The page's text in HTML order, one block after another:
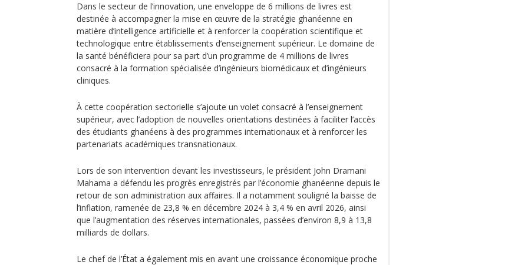
Dans le secteur de l’innovation, une enveloppe de 6 millions de livres est
destinée à accompagner la mise en œuvre de la stratégie ghanéenne en
matière d’intelligence artificielle et à renforcer la coopération scientifique et
technologique entre établissements d’enseignement supérieur. Le domaine de
la santé bénéficiera pour sa part d’un programme de 4 millions de livres
consacré à la formation spécialisée d’ingénieurs biomédicaux et d’ingénieurs
cliniques.
À cette coopération sectorielle s’ajoute un volet consacré à l’enseignement
supérieur, avec l’adoption de nouvelles orientations destinées à faciliter l’accès
des étudiants ghanéens à des programmes internationaux et à renforcer les
partenariats académiques transnationaux.
Lors de son intervention devant les investisseurs, le président John Dramani
Mahama a défendu les progrès enregistrés par l’économie ghanéenne depuis le
retour de son administration aux affaires. Il a notamment souligné la baisse de
l’inflation, ramenée de 23,8 % en décembre 2024 à 3,4 % en avril 2026, ainsi
que l’augmentation des réserves internationales, passées d’environ 8,9 à 13,8
milliards de dollars.
Le chef de l’État a également mis en avant une croissance économique proche